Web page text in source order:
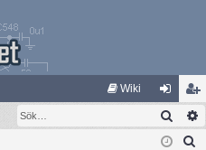
Wiki
og
ga
li
m
Sök